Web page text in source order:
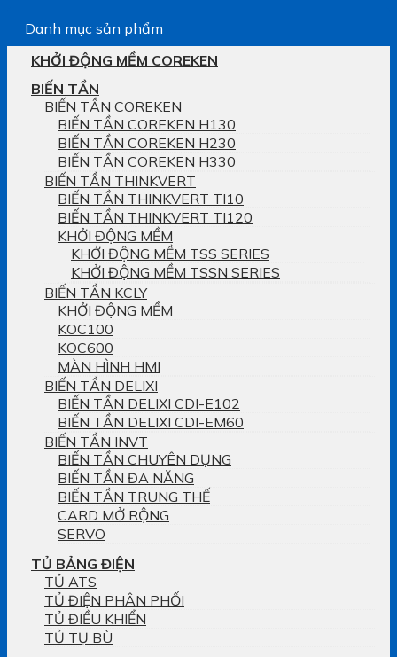
Danh mục sản phẩm
KHỞI ĐỘNG MỀM COREKEN
BIẾN TẦN
BIẾN TẦN COREKEN
BIẾN TẦN COREKEN H130
BIẾN TẦN COREKEN H230
BIẾN TẦN COREKEN H330
BIẾN TẦN THINKVERT
BIẾN TẦN THINKVERT TI10
BIẾN TẦN THINKVERT TI120
KHỞI ĐỘNG MỀM
KHỞI ĐỘNG MỀM TSS SERIES
KHỞI ĐỘNG MỀM TSSN SERIES
BIẾN TẦN KCLY
KHỞI ĐỘNG MỀM
KOC100
KOC600
MÀN HÌNH HMI
BIẾN TẦN DELIXI
BIẾN TẦN DELIXI CDI-E102
BIẾN TẦN DELIXI CDI-EM60
BIẾN TẦN INVT
BIẾN TẦN CHUYÊN DỤNG
BIẾN TẦN ĐA NĂNG
BIẾN TẦN TRUNG THẾ
CARD MỞ RỘNG
SERVO
TỦ BẢNG ĐIỆN
TỦ ATS
TỦ ĐIỆN PHÂN PHỐI
TỦ ĐIỀU KHIỂN
TỦ TỤ BÙ